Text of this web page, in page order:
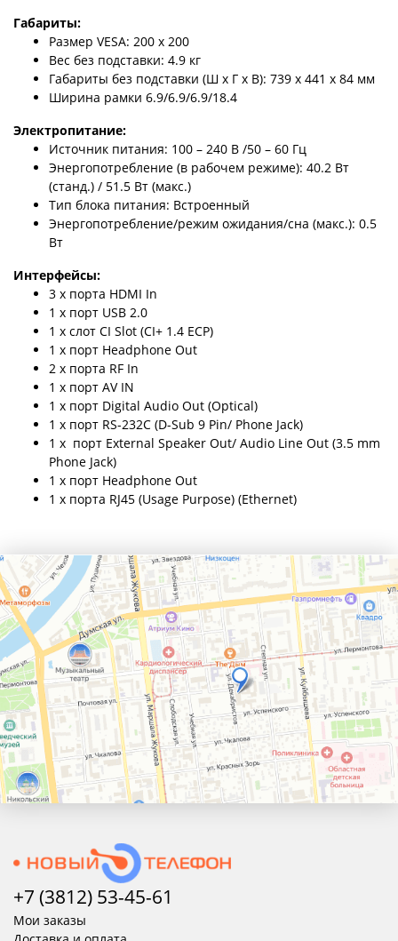
Габариты:
Размер VESA: 200 х 200
Вес без подставки: 4.9 кг
Габариты без подставки (Ш х Г х В): 739 x 441 x 84 мм
Ширина рамки 6.9/6.9/6.9/18.4
Электропитание:
Источник питания: 100 – 240 В /50 – 60 Гц
Энергопотребление (в рабочем режиме): 40.2 Вт
(станд.) / 51.5 Вт (макс.)
Тип блока питания: Встроенный
Энергопотребление/режим ожидания/сна (макс.): 0.5
Вт
Интерфейсы:
3 х порта HDMI In
1 х порт USB 2.0
1 х слот CI Slot (CI+ 1.4 ECP)
1 х порт Headphone Out
2 х порта RF In
1 х порт AV IN
1 х порт Digital Audio Out (Optical)
1 х порт RS-232C (D-Sub 9 Pin/ Phone Jack)
1 х порт External Speaker Out/ Audio Line Out (3.5 mm
Phone Jack)
1 х порт Headphone Out
1 х порта RJ45 (Usage Purpose) (Ethernet)
+7 (3812) 53-45-61
Мои заказы